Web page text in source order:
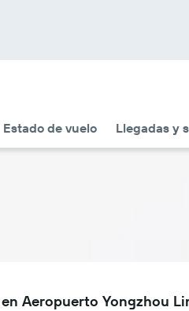
Estado de vuelo Llegadas y
Aeropuerto Yongzhou